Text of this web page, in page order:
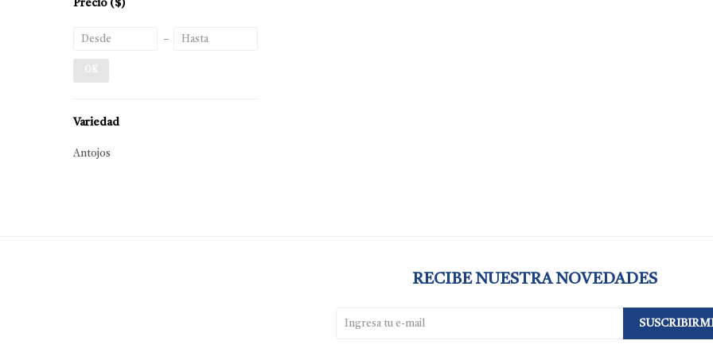
Precio ($)
OK
Variedad
Antojos
RECIBE NUESTRA NOVEDADES